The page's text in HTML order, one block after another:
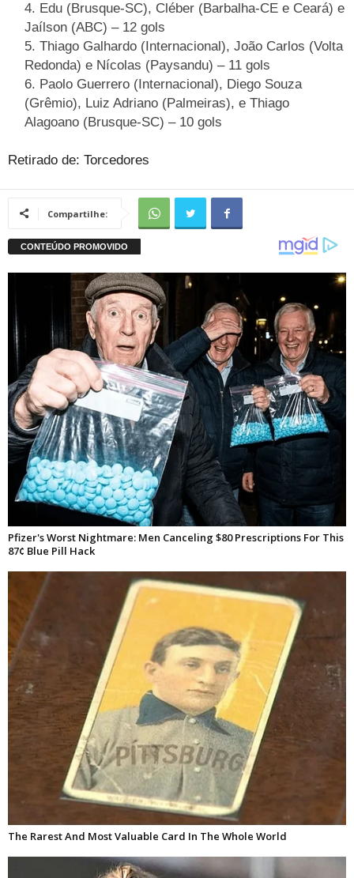
Edu (Brusque-SC), Cléber (Barbalha-CE e Ceará) e
Jaílson (ABC) – 12 gols
Thiago Galhardo (Internacional), João Carlos (Volta
Redonda) e Nícolas (Paysandu) – 11 gols
Paolo Guerrero (Internacional), Diego Souza
(Grêmio), Luiz Adriano (Palmeiras), e Thiago
Alagoano (Brusque-SC) – 10 gols
Retirado de: Torcedores
Compartilhe: